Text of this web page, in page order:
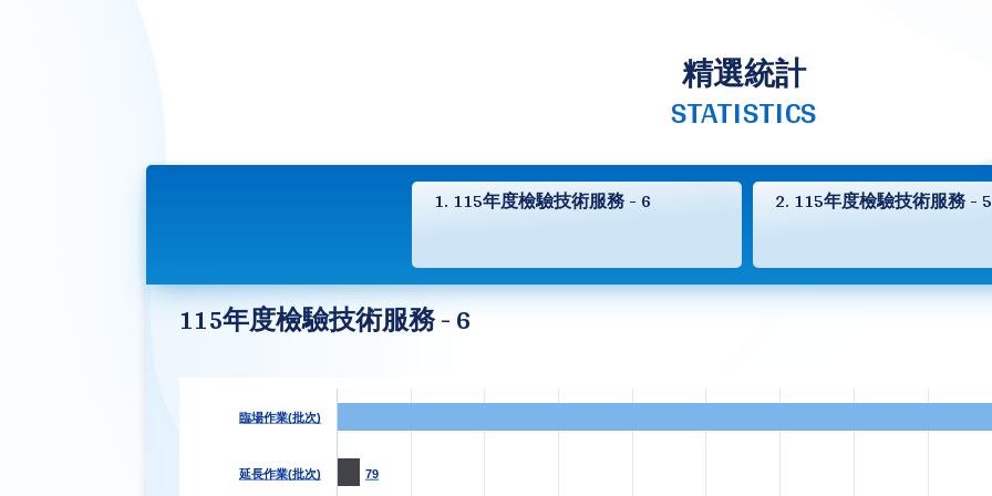
精選統計
STATISTICS
1. 115年度檢驗技術服務 - 6 2. 115年度檢驗技術服務 - 5
115年度檢驗技術服務 - 6
79
79
臨場作業(批次)
延長作業(批次)